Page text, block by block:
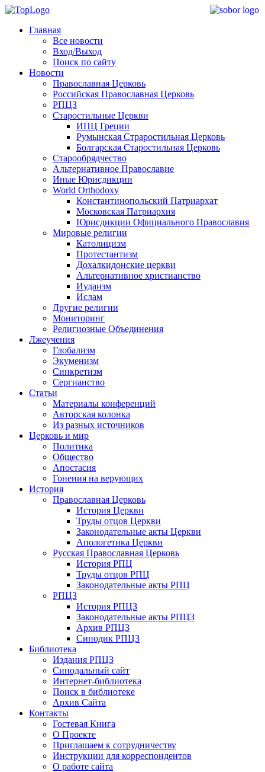
Главная
Все новости
Вход/Выход
Поиск по сайту
Новости
Православная Церковь
Российская Православная Церковь
РПЦЗ
Старостильные Церкви
ИПЦ Греции
Румынская Страростильная Церковь
Болгарская Старостильная Церковь
Старообрядчество
Альтернативное Православие
Иные Юрисдикции
World Orthodoxy
Константинопольский Патриархат
Московская Патриархия
Юрисдикции Официального Православия
Мировые религии
Католицизм
Протестантизм
Дохалкидонские церкви
Альтернативное христианство
Иудаизм
Ислам
Другие религии
Мониторинг
Религиозные Объединения
Лжеучения
Глобализм
Экуменизм
Синкретизм
Сергианство
Статьи
Материалы конференций
Авторская колонка
Из разных источников
Церковь и мир
Политика
Общество
Апостасия
Гонения на верующих
История
Православная Церковь
История Церкви
Труды отцов Церкви
Законодательные акты Церкви
Апологетика Церкви
Русская Православная Церковь
История РПЦ
Труды отцов РПЦ
Законодательные акты РПЦ
РПЦЗ
История РПЦЗ
Законодательные акты РПЦЗ
Архив РПЦЗ
Синодик РПЦЗ
Библиотека
Издания РПЦЗ
Синодальный сайт
Интернет-библиотека
Поиск в библиотеке
Архив Сайта
Контакты
Гостевая Книга
О Проекте
Приглашаем к сотрудничеству
Инструкции для корреспондентов
О работе сайта